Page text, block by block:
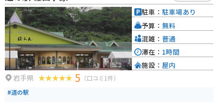
に包まれます。自然豊かな環境で、散策やピクニックも楽しめます。また、園
内にはおみやげ屋さんもあり、賢治に関連するグッズや地元の特産品を購入
することができます。宮沢賢治の作品やその世界観を深く楽しめるこの童話
村は、文学ファンにとって必見のスポットです。
岩手県 5 （口コミ1件）
#道の駅
駐車： 駐車場あり
予算： 無料
混雑： 普通
滞在： 1時間
施設： 屋内